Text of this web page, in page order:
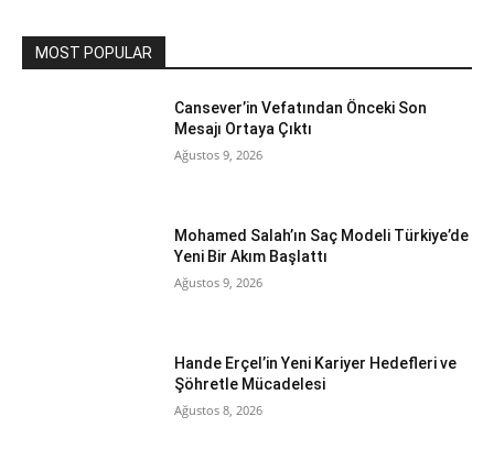
MOST POPULAR
Cansever’in Vefatından Önceki Son
Mesajı Ortaya Çıktı
Ağustos 9, 2026
Mohamed Salah’ın Saç Modeli Türkiye’de
Yeni Bir Akım Başlattı
Ağustos 9, 2026
Hande Erçel’in Yeni Kariyer Hedefleri ve
Şöhretle Mücadelesi
Ağustos 8, 2026